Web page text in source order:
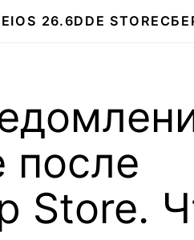
IOS 26.6DDE STORE
Store.